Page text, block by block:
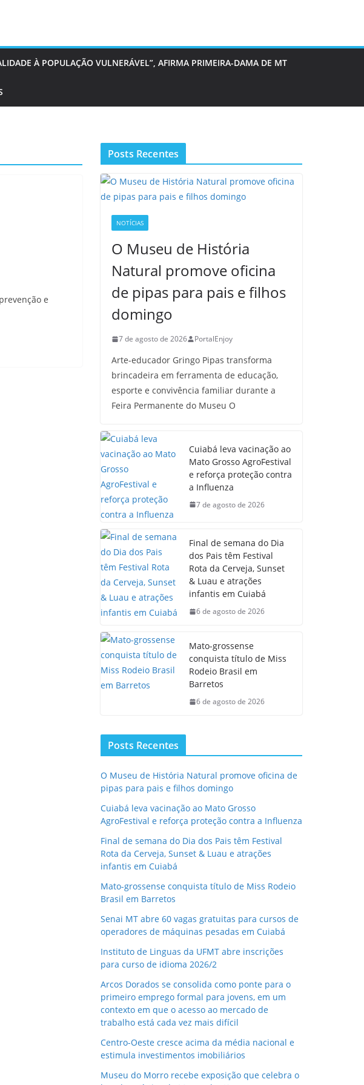
À POPULAÇÃO VULNERÁVEL”, AFIRMA PRIMEIRA-DAMA DE MT
e
Posts Recentes
NOTÍCIAS
O Museu de História
Natural promove oficina
de pipas para pais e filhos
domingo
7 de agosto de 2026 PortalEnjoy
Arte-educador Gringo Pipas transforma
brincadeira em ferramenta de educação,
esporte e convivência familiar durante a
Feira Permanente do Museu O
Cuiabá leva vacinação ao
Mato Grosso AgroFestival
e reforça proteção contra
a Influenza
7 de agosto de 2026
Final de semana do Dia
dos Pais têm Festival
Rota da Cerveja, Sunset
& Luau e atrações
infantis em Cuiabá
6 de agosto de 2026
Mato-grossense
conquista título de Miss
Rodeio Brasil em
Barretos
6 de agosto de 2026
Posts Recentes
O Museu de História Natural promove oficina de
pipas para pais e filhos domingo
Cuiabá leva vacinação ao Mato Grosso
AgroFestival e reforça proteção contra a Influenza
Final de semana do Dia dos Pais têm Festival
Rota da Cerveja, Sunset & Luau e atrações
infantis em Cuiabá
Mato-grossense conquista título de Miss Rodeio
Brasil em Barretos
Senai MT abre 60 vagas gratuitas para cursos de
operadores de máquinas pesadas em Cuiabá
Instituto de Linguas da UFMT abre inscrições
para curso de idioma 2026/2
Arcos Dorados se consolida como ponte para o
primeiro emprego formal para jovens, em um
contexto em que o acesso ao mercado de
trabalho está cada vez mais difícil
Centro-Oeste cresce acima da média nacional e
estimula investimentos imobiliários
Museu do Morro recebe exposição que celebra o